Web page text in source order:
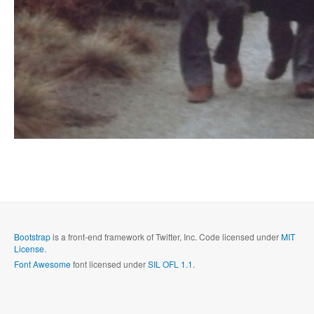
Bootstrapis a front-end framework of Twitter, Inc. Code licensed underMIT
License.
Font Awesomefont licensed underSIL OFL 1.1.